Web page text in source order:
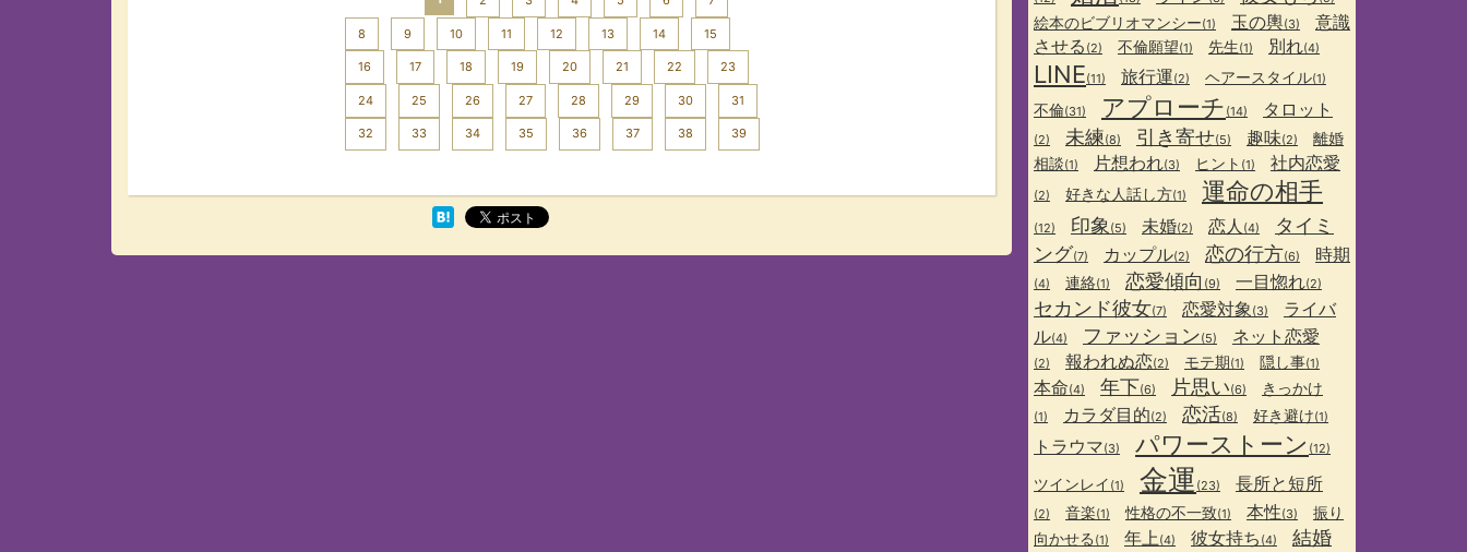
8 9 10 11 12 13 14 15
16 17 18 19 20 21 22 23
24 25 26 27 28 29 30 31
32 33 34 35 36 37 38 39
絵本のビブリオマンシー(1) 玉の輿(3)
意識
させる (2) 不倫願望(1) 先生(1) 別れ(4)
LINE(11) 旅行運(2) ヘアースタイル(1)
不倫(31) アプローチ (14) タロット
(2) 未練(8) 引き寄せ(5) 趣味(2)
離婚
相談(1) 片想われ(3) ヒント (1) 社内恋愛
(2) 好きな人話し方(1) 運命の相手
(12) 印象 (5) 未婚(2) 恋人 (4)
タイミ
ング(7) カップル(2) 恋の行方(6) 時期
(4) 連絡(1) 恋愛傾向 (9) 一目惚れ(2)
セカンド彼女(7) 恋愛対象(3)
ライバ
ル(4) ファッション(5) ネット恋愛
(2) 報われぬ恋(2) モテ期(1) 隠し事(1)
本命(4) 年下(6) 片思い(6) きっかけ
(1) カラダ目的(2) 恋活(8) 好き避け(1)
トラウマ(3) パワーストーン (12)
ツインレイ (1) 金運 (23) 長所と短所
(2) 音楽(1) 性格の不一致(1) 本性(3)
振り
向かせる (1) 年上(4) 彼女持ち (4)
結婚